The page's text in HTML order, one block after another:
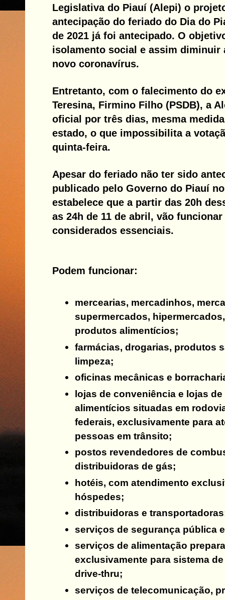
Legislativa do Piauí (Alepi) o
antecipação do feriado do Dia do
de 2021 já foi antecipado. O
isolamento social e assim diminuir
novo coronavírus.
Entretanto, com o falecimento do
Teresina, Firmino Filho (PSDB), a
oficial por três dias, mesma
estado, o que impossibilita a
quinta-feira.
Apesar do feriado não ter sido
publicado pelo Governo do Piauí
estabelece que a partir das 20h
as 24h de 11 de abril, vão
considerados essenciais.
Podem funcionar:
mercearias, mercadinhos,
supermercados,
produtos alimentícios;
farmácias, drogarias, produtos
limpeza;
oficinas mecânicas e
lojas de conveniência e lojas
alimentícios situadas em
federais, exclusivamente para
pessoas em trânsito;
postos revendedores de
distribuidoras de gás;
hotéis, com atendimento
hóspedes;
distribuidoras e
serviços de segurança pública
serviços de alimentação
exclusivamente para sistema
drive-thru;
serviços de telecomunicação,